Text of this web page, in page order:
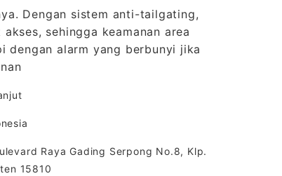
Dengan sistem anti-tailgating,
sehingga keamanan area
dengan alarm yang berbunyi jika
Raya Gading Serpong No.8, Klp.
15810